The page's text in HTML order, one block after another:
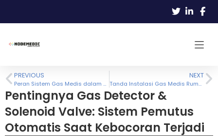
PREVIOUS
Peran Sistem Gas Medis dalam Mendukung Perkembangan Fasilitas Kesehatan
NEXT
Tanda Instalasi Gas Medis Rumah Sakit Anda Perlu Diperbarui
Pentingnya Gas Detector &
Solenoid Valve: Sistem Pemutus
Otomatis Saat Kebocoran Terjadi